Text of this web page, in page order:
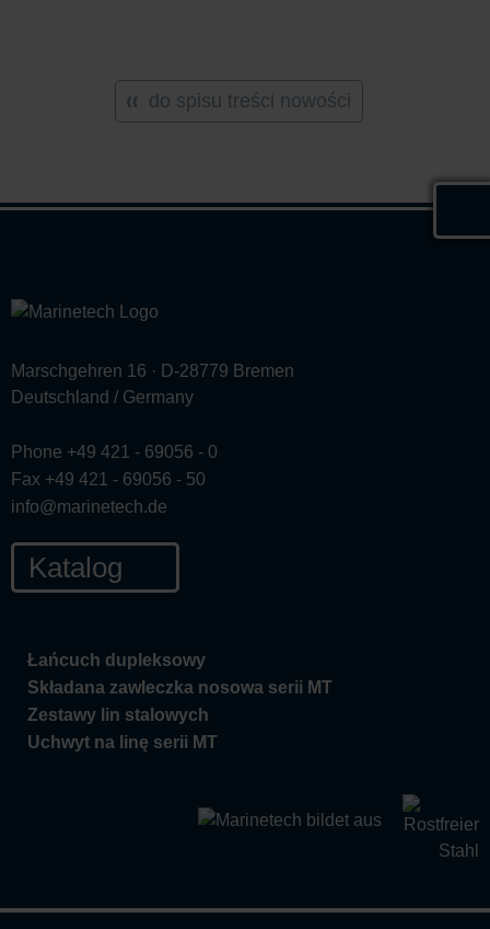
do spisu treści nowości
Marschgehren 16 · D-28779 Bremen
Deutschland / Germany
Phone +49 421 - 69056 - 0
Fax +49 421 - 69056 - 50
info@marinetech.de
Katalog
Łańcuch dupleksowy
Składana zawleczka nosowa serii MT
Zestawy lin stalowych
Uchwyt na linę serii MT